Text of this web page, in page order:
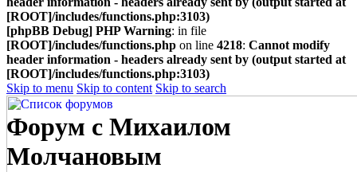
[ROOT]/includes/functions.php:3103)
[phpBB Debug] PHP Warning: in file
[ROOT]/includes/functions.php on line 4218: Cannot modify
header information - headers already sent by (output started at
[ROOT]/includes/functions.php:3103)
Skip to menu Skip to content Skip to search
Форум с Михаилом
Молчановым